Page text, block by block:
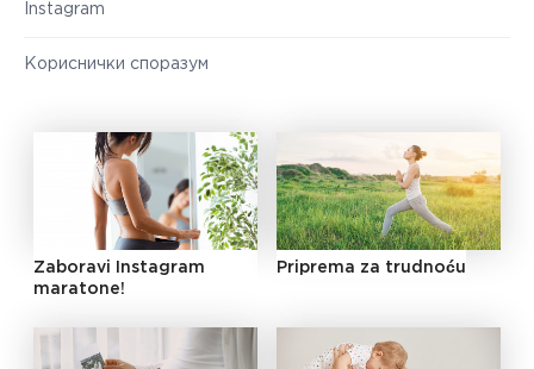
Instagram
Кориснички споразум
Zaboravi Instagram
maratone!
Priprema za trudnoću